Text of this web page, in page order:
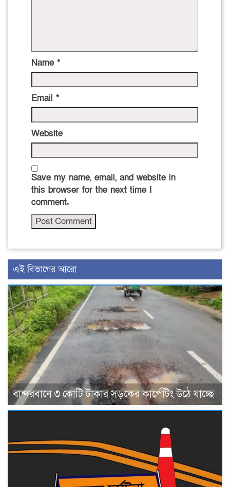
Name *
Email *
Website
Save my name, email, and website in
this browser for the next time I
comment.
এই বিভাগের আরো
বান্দরবানে ৩ কোটি টাকার সড়কের কার্পেটিং উঠে যাচ্ছে